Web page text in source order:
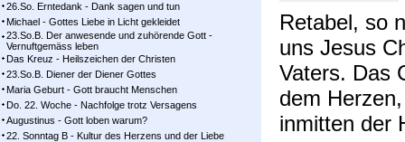
26.So. Erntedank - Dank sagen und tun
Michael - Gottes Liebe in Licht gekleidet
23.So.B. Der anwesende und zuhörende Gott -
Vernuftgemäss leben
Das Kreuz - Heilszeichen der Christen
23.So.B. Diener der Diener Gottes
Maria Geburt - Gott braucht Menschen
Do. 22. Woche - Nachfolge trotz Versagens
Augustinus - Gott loben warum?
22. Sonntag B - Kultur des Herzens und der Liebe
Retabel, so
uns Jesus
Vaters. Das
dem
inmitten der